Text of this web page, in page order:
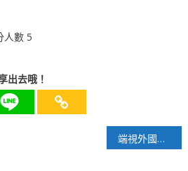
人數 5
出去哦！
端視外國投資人持有的美債在2026年3月出現下降原因之探討